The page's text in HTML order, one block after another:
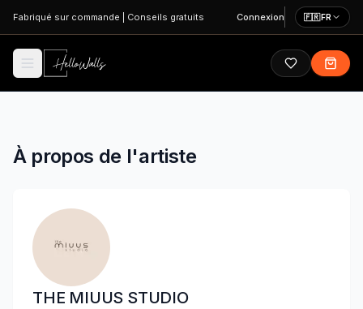
Aller au contenu principal
Fabriqué sur commande Conseils gratuits Connexion 🇫🇷FR
À propos de l'artiste
THE MIUUS STUDIO